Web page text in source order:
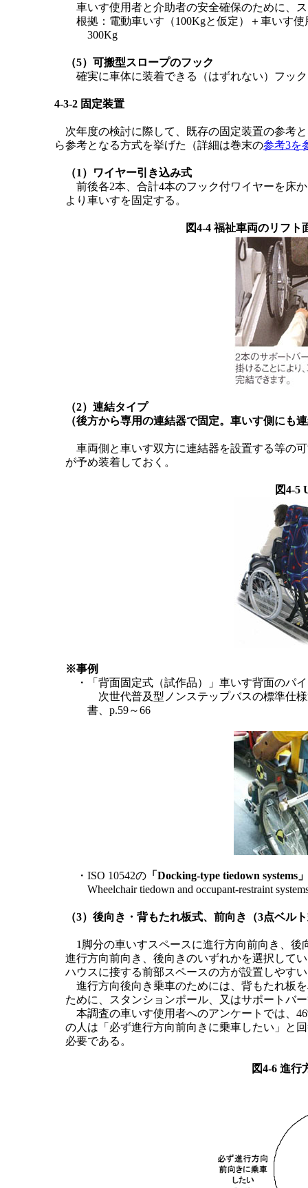
車いす使用者と介助者の安全確保のために、
根拠：電動車いす（100Kgと仮定）＋車いす
300Kg
（5）可搬型スロープのフック
確実に車体に装着できる（はずれない）フッ
4-3-2 固定装置
次年度の検討に際して、既存の固定装置の参考
ら参考となる方式を挙げた（詳細は巻末の参考3を
（1）ワイヤー引き込み式
前後各2本、合計4本のフック付ワイヤーを床
より車いすを固定する。
図4-4 福祉車両のリフ
（2）連結タイプ
（後方から専用の連結器で固定。車いす側にも
車両側と車いす双方に連結器を設置する等の
が予め装着しておく。
図4-5
※事例
・「背面固定式（試作品）」車いす背面のパ
次世代普及型ノンステップバスの標準仕
書、p.59～66
・ISO 10542の「Docking-type tiedown systems」
Wheelchair tiedown and occupant-restraint
（3）後向き・背もたれ板式、前向き（3点ベル
1脚分の車いすスペースに進行方向前向き、後
進行方向前向き、後向きのいずれかを選択して
ハウスに接する前部スペースの方が設置しやす
進行方向後向き乗車のためには、背もたれ板
ために、スタンションポール、又はサポートバ
本調査の車いす使用者へのアンケートでは、
の人は「必ず進行方向前向きに乗車したい」と
必要である。
図4-6 進行